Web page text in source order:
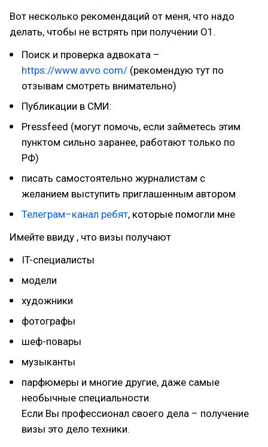
Вот несколько рекомендаций от меня, что надо
делать, чтобы не встрять при получении О1.
Поиск и проверка адвоката –
https://www.avvo.com/ (рекомендую тут по
отзывам смотреть внимательно)
Публикации в СМИ:
Pressfeed (могут помочь, если займетесь этим
пунктом сильно заранее, работают только по
РФ)
писать самостоятельно журналистам с
желанием выступить приглашенным автором
Телеграм–канал ребят, которые помогли мне
Имейте ввиду , что визы получают
IT-специалисты
модели
художники
фотографы
шеф-повары
музыканты
парфюмеры и многие другие, даже самые
необычные специальности.
Если Вы профессионал своего дела – получение
визы это дело техники.